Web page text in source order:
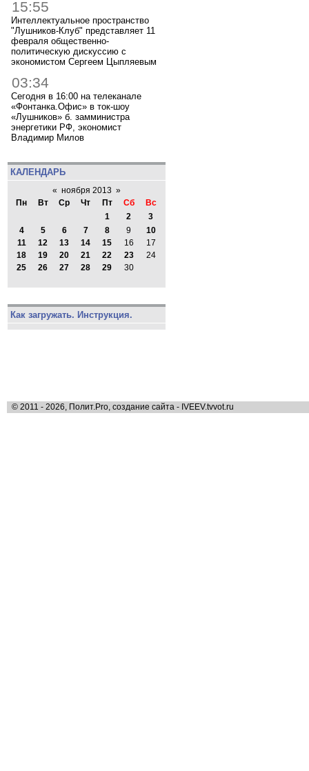
15:55
Интеллектуальное пространство
"Лушников-Клуб" представляет 11
февраля общественно-
политическую дискуссию с
экономистом Сергеем Цыпляевым
03:34
Сегодня в 16:00 на телеканале
«Фонтанка.Офис» в ток-шоу
«Лушников» б. замминистра
энергетики РФ, экономист
Владимир Милов
КАЛЕНДАРЬ
« ноября 2013 »
Пн
Вт Ср Чт Пт Сб
Вс
1
2
3
4
5 6 7 8 9
10
11
12 13 14 15 16
17
18
19 20 21 22 23
24
25
26 27 28 29 30
Как загружать. Инструкция.
© 2011 - 2026, Полит.Pro, создание сайта - IVEEV.tvvot.ru